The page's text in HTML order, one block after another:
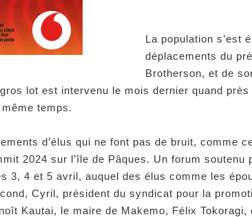
La population s’est
déplacements du
Brotherson, et de
lot est intervenu le mois dernier quand près
temps.
d’élus qui ne font pas de bruit, comme
2024 sur l’île de Pâques. Un forum soutenu
3, 4 et 5 avril, auquel des élus comme les
Cyril, président du syndicat pour la
Kautai, le maire de Makemo, Félix Tokoragi,